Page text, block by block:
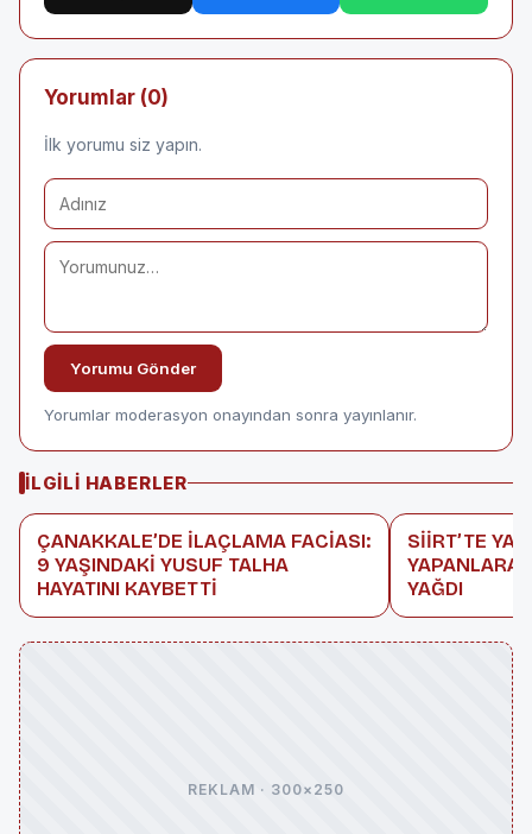
Yorumlar (0)
İlk yorumu siz yapın.
Yorumu Gönder
Yorumlar moderasyon onayından sonra yayınlanır.
İLGILI HABERLER
ÇANAKKALE’DE İLAÇLAMA FACİASI:
9 YAŞINDAKİ YUSUF TALHA
HAYATINI KAYBETTİ
SİİRT’TE
YAPANLARA
YAĞDI
REKLAM · 300×250